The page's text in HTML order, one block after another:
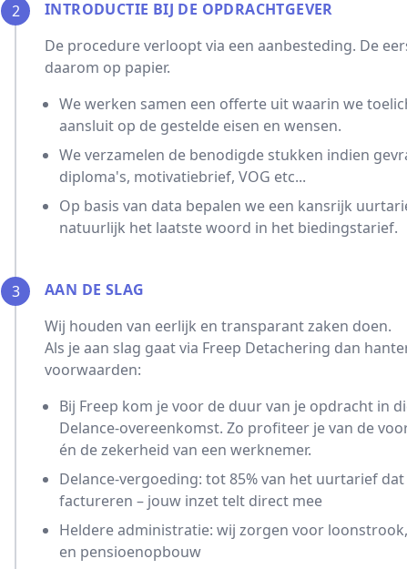
2
INTRODUCTIE BIJ DE OPDRACHTGEVER
De procedure verloopt via een aanbesteding. De
daarom op papier.
We werken samen een offerte uit waarin we
aansluit op de gestelde eisen en wensen.
We verzamelen de benodigde stukken indien
diploma's, motivatiebrief, VOG etc...
Op basis van data bepalen we een kansrijk
natuurlijk het laatste woord in het biedingstarief.
3
AAN DE SLAG
Wij houden van eerlijk en transparant zaken doen.
Als je aan slag gaat via Freep Detachering dan
voorwaarden:
Bij Freep kom je voor de duur van je opdracht in
Delance-overeenkomst. Zo profiteer je van de
én de zekerheid van een werknemer.
Delance-vergoeding: tot 85% van het uurtarief
factureren – jouw inzet telt direct mee
Heldere administratie: wij zorgen voor
en pensioenopbouw